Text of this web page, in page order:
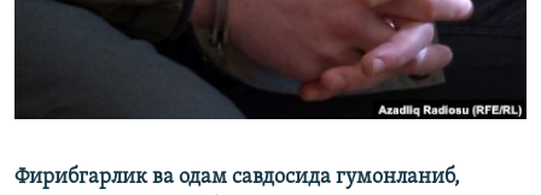
Фирибгарлик ва одам савдосида гумонланиб,